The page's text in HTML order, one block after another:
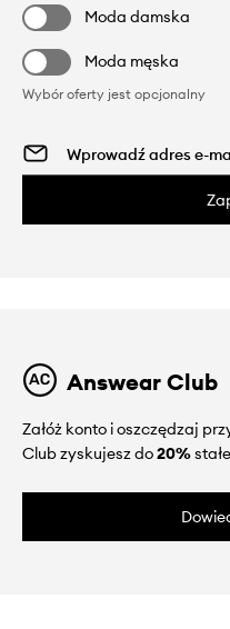
Moda damska
Moda męska
Wybór oferty jest opcjonalny
Answear Club
Załóż konto i oszczędzaj
Club zyskujesz do20%